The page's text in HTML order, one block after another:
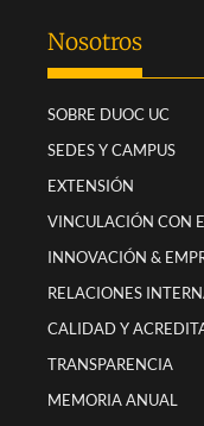
Nosotros
SOBRE DUOC UC
SEDES Y CAMPUS
EXTENSIÓN
VINCULACIÓN CON
INNOVACIÓN &
RELACIONES
CALIDAD Y
TRANSPARENCIA
MEMORIA ANUAL